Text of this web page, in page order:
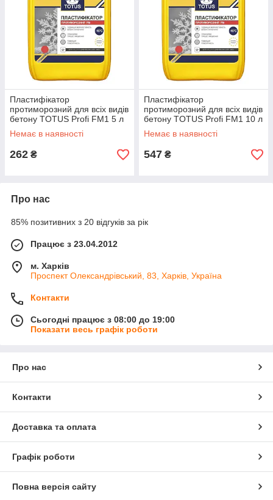
Пластифікатор
протиморозний для всіх видів
бетону TOTUS Profi FM1 5 л
Немає в наявності
262 ₴
Пластифікатор
протиморозний для всіх видів
бетону TOTUS Profi FM1 10 л
Немає в наявності
547 ₴
Про нас
85% позитивних з 20 відгуків за рік
Працює з 23.04.2012
м. Харків
Проспект Олександрівський, 83, Харків, Україна
Контакти
Сьогодні працює з 08:00 до 19:00
Показати весь графік роботи
Про нас
Контакти
Доставка та оплата
Графік роботи
Повна версія сайту